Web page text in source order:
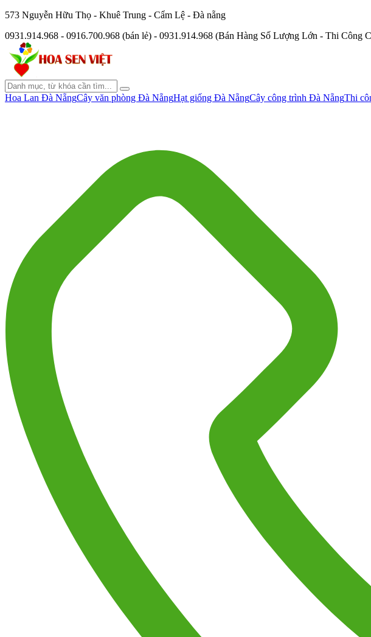
573 Nguyễn Hữu Thọ - Khuê Trung - Cẩm Lệ - Đà nẵng
0931.914.968 - 0916.700.968 (bán lẻ) - 0931.914.968 (Bán Hàng Số Lượng Lớn - Thi Công
Hoa Lan Đà NẵngCây văn phòng Đà NẵngHạt giống Đà NẵngCây công trình Đà NẵngThi